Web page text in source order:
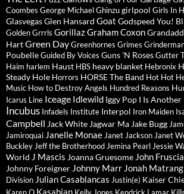
Coombes George MichaelGhinzugirlpool Girls In
GlasvegasGlen Hansard Goat Godspeed You!
Golden Grrrls GorillazGraham Coxon
HartGreen DayGreenhornes Grimes
PoubelleGuided By Voices Guns 'N RosesGutter
Haim harlem Haust HBS heavy blanket Hebronix
Steady Hole Horrors HORSE The Band Hot Hot
Music How to Destroy Angels Hundred Reasons
Icarus Line Iceage Idlewild Iggy Pop I Is Another
Incubus Infadels Institute Interpol Iron Maiden
Campbell Jack White Jagwar Ma Jake Bugg
Jamiroquai Janelle Monae Janet Jackson Janet
Buckley Jeff the Brotherhood Jemina Pearl Jessie
World J Mascis Joanna Gruesome John
Johnny Foreigner Johnny Marr Jonah
Division Julian Casablancas Justin(e) Kaiser
Kasabian